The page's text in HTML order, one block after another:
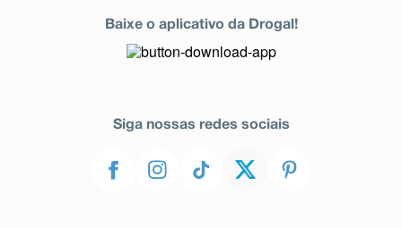
Baixe o aplicativo da Drogal!
Siga nossas redes sociais